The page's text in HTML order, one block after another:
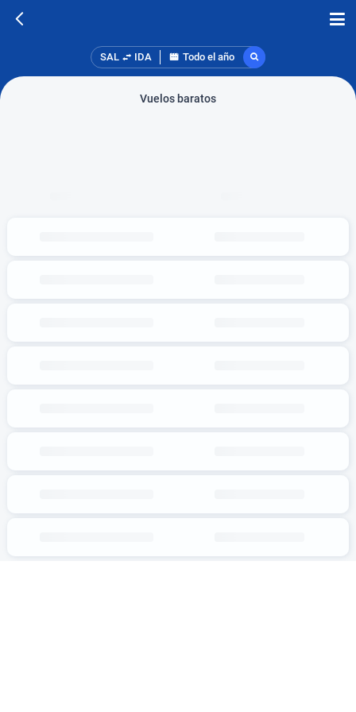
SAL IDA Todo el año
Vuelos baratos